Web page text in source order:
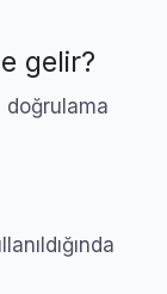
gelir?
doğrulama